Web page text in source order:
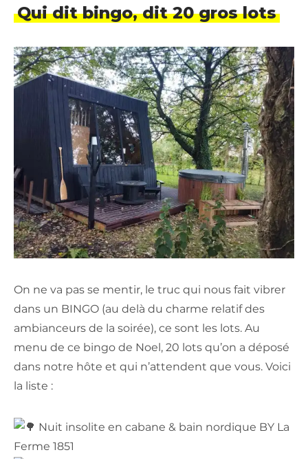
Qui dit bingo, dit 20 gros lots
On ne va pas se mentir, le truc qui nous fait vibrer
dans un BINGO (au delà du charme relatif des
ambianceurs de la soirée), ce sont les lots. Au
menu de ce bingo de Noel, 20 lots qu’on a déposé
dans notre hôte et qui n’attendent que vous. Voici
la liste :
Nuit insolite en cabane & bain nordique BY La
Ferme 1851